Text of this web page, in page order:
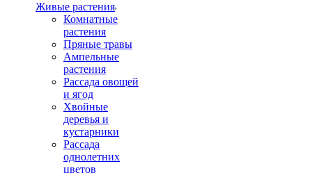
Живые растения
Комнатные
растения
Пряные травы
Ампельные
растения
Рассада овощей
и ягод
Хвойные
деревья и
кустарники
Рассада
однолетних
цветов